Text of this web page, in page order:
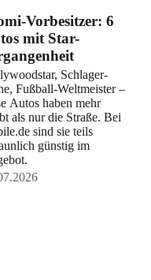
Vorbesitzer: 6
mit Star-
Schlager-
Fußball-Weltmeister –
Autos haben mehr
als nur die Straße. Bei
sind sie teils
günstig im